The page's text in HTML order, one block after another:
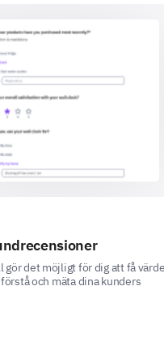
gör det möjligt för dig att få
och mäta dina kunders